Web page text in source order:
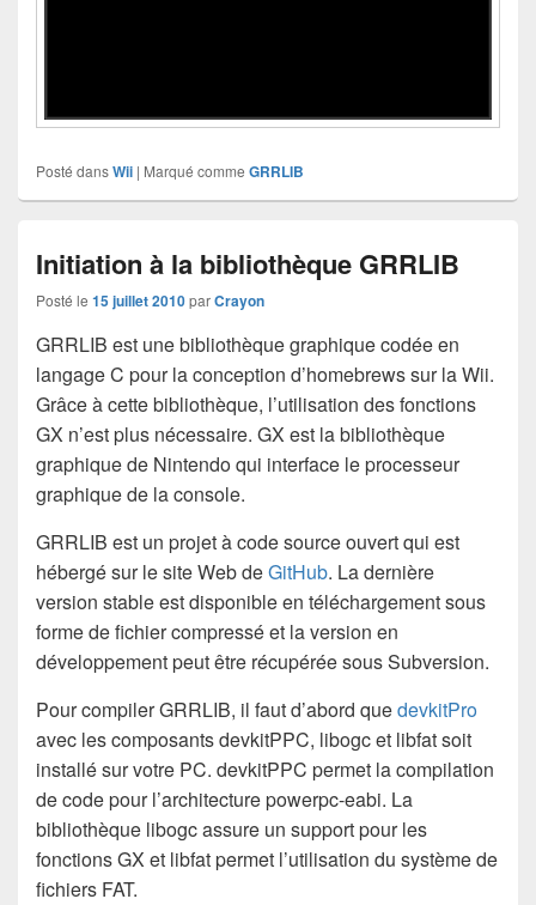
Posté dansWii | Marqué comme GRRLIB
Initiation à la bibliothèque GRRLIB
Posté le 15 juillet 2010parCrayon
GRRLIB est une bibliothèque graphique codée en
langage C pour la conception d’homebrews sur la Wii.
Grâce à cette bibliothèque, l’utilisation des fonctions
GX n’est plus nécessaire. GX est la bibliothèque
graphique de Nintendo qui interface le processeur
graphique de la console.
GRRLIB est un projet à code source ouvert qui est
hébergé sur le site Web deGitHub. La dernière
version stable est disponible en téléchargement sous
forme de fichier compressé et la version en
développement peut être récupérée sous Subversion.
Pour compiler GRRLIB, il faut d’abord quedevkitPro
avec les composants devkitPPC, libogc et libfat soit
installé sur votre PC. devkitPPC permet la compilation
de code pour l’architecture powerpc-eabi. La
bibliothèque libogc assure un support pour les
fonctions GX et libfat permet l’utilisation du système de
fichiers FAT.